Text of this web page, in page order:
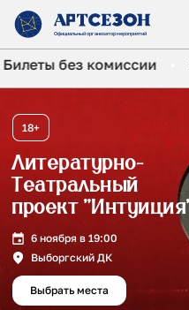
Официальный организатормероприятий
Билеты без комиссии
18+
Литературно-
Театральный
проект
6 ноября в 19:00
Выборгский ДК
Выбрать места